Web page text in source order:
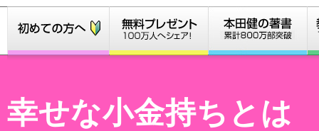
幸せな小金持ちとは